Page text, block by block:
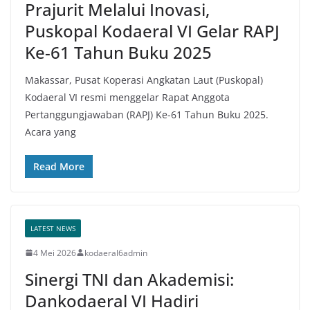
Prajurit Melalui Inovasi,
Puskopal Kodaeral VI Gelar RAPJ
Ke-61 Tahun Buku 2025
Makassar, Pusat Koperasi Angkatan Laut (Puskopal)
Kodaeral VI resmi menggelar Rapat Anggota
Pertanggungjawaban (RAPJ) Ke-61 Tahun Buku 2025.
Acara yang
Read More
LATEST NEWS
4 Mei 2026 kodaeral6admin
Sinergi TNI dan Akademisi:
Dankodaeral VI Hadiri